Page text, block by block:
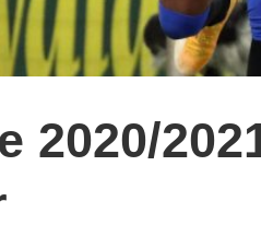
2020/